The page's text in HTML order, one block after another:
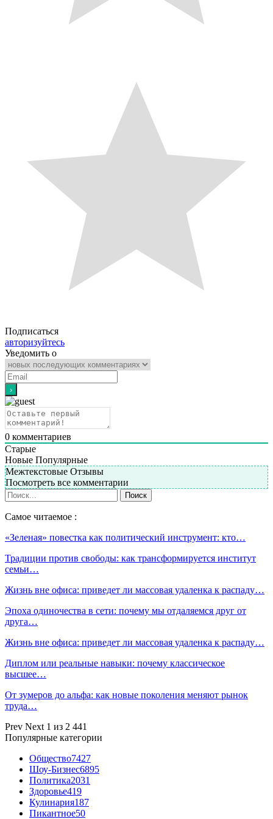
Подписаться
авторизуйтесь
Уведомить о
0 комментариев
Старые
Новые Популярные
Межтекстовые Отзывы
Посмотреть все комментарии
Самое читаемое :
«Зеленая» повестка как политический инструмент: кто…
Традиции против свободы: как трансформируется институт
семьи…
Жизнь вне офиса: приведет ли массовая удаленка к распаду…
Эпоха одиночества в сети: почему мы отдаляемся друг от
друга…
Жизнь вне офиса: приведет ли массовая удаленка к распаду…
Диплом или реальные навыки: почему классическое
высшее…
От зумеров до альфа: как новые поколения меняют рынок
труда…
Prev Next 1 из 2 441
Популярные категории
Общество7427
Шоу-Бизнес6895
Политика2031
Здоровье419
Кулинария187
Пикантное50